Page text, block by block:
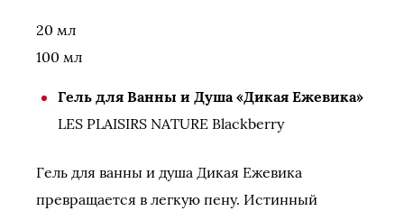
20 мл
100 мл
Гель для Ванны и Душа «Дикая Ежевика»
LES PLAISIRS NATURE Blackberry
Гель для ванны и душа Дикая Ежевика
превращается в легкую пену. Истинный